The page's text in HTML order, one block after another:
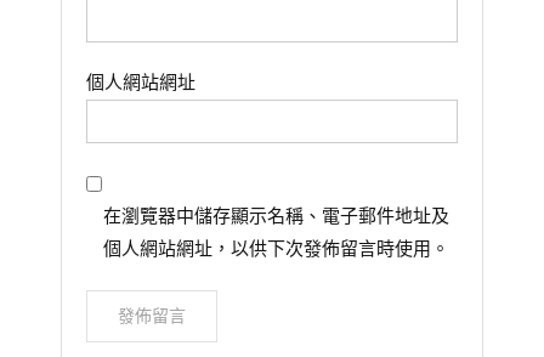
個人網站網址
在瀏覽器中儲存顯示名稱、電子郵件地址及
個人網站網址，以供下次發佈留言時使用。